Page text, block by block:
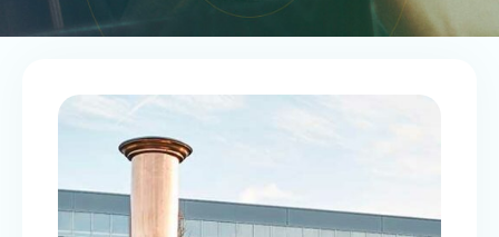
COMMENT MONEYOAK SOUTIENT
LE LEADER MONDIAL DES
TECHNOLOGIES BRASSICOLES ?